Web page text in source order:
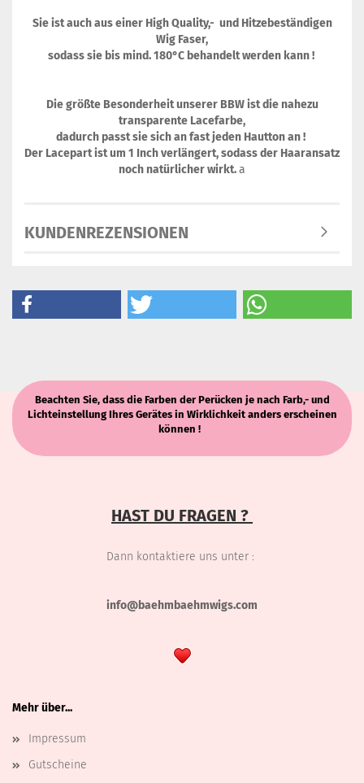
Sie ist auch aus einer High Quality,- und Hitzebeständigen
Wig Faser,
sodass sie bis mind. 180°C behandelt werden kann !
Die größte Besonderheit unserer BBW ist die nahezu
transparente Lacefarbe,
dadurch passt sie sich an fast jeden Hautton an !
Der Lacepart ist um 1 Inch verlängert, sodass der Haaransatz
noch natürlicher wirkt.a
KUNDENREZENSIONEN
Beachten Sie, dass die Farben der Perücken je nach Farb,- und
Lichteinstellung Ihres Gerätes in Wirklichkeit anders erscheinen
können !
HAST DU FRAGEN ?
Dann kontaktiere uns unter :
info@baehmbaehmwigs.com
Mehr über...
Impressum
Gutscheine